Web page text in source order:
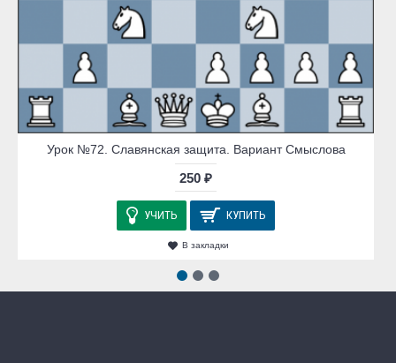
Урок №72. Славянская защита. Вариант Смыслова
250 ₽
УЧИТЬ КУПИТЬ
В закладки